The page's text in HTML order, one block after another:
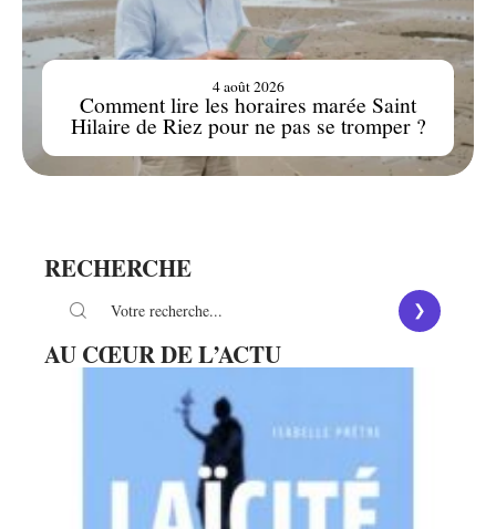
Comment lire les horaires marée Saint
Hilaire de Riez pour ne pas se tromper ?
4 août 2026
RECHERCHE
AU CŒUR DE L’ACTU